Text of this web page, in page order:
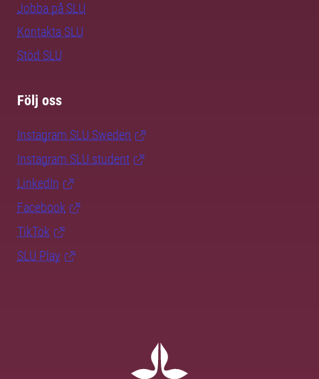
Jobba på SLU
Kontakta SLU
Stöd SLU
Följ oss
Instagram SLU.Sweden
Instagram SLU.student
LinkedIn
Facebook
TikTok
SLU Play